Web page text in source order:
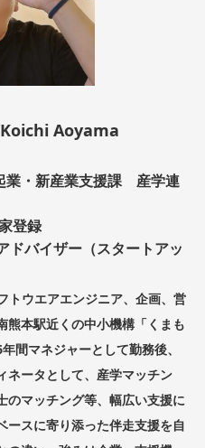
Aoyama
・新産業支援課 産学連
登録
ドバイザー（スタートアッ
トウエアエンジニア、企画、営
熊本駅近くの中小機構「くまも
間マネジャーとして勤務後、
ネータとして、産学マッチン
のマッチング等、幅広い支援に
ースに寄り添った伴走支援を自